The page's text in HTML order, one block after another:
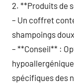
2. **Produits de
– Un coffret
shampoings
– **Conseil** :
spécifiques des